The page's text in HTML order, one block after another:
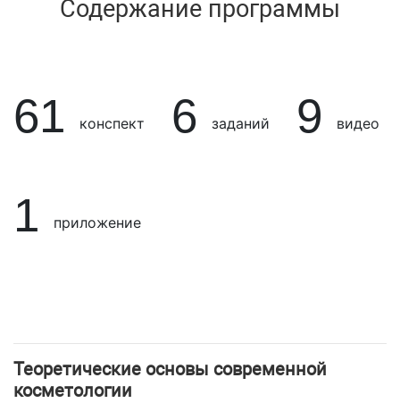
Содержание программы
61 конспект 6 заданий 9 видео
1 приложение
Теоретические основы современной
косметологии